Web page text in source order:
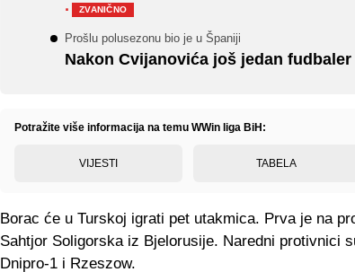
·
ZVANIČNO
Prošlu polusezonu bio je u Španiji
Nakon Cvijanovića još jedan
Potražite više informacija na temu WWin liga BiH:
VIJESTI TABELA
Borac će u Turskoj igrati pet utakmica. Prva je na
Sahtjor Soligorska iz Bjelorusije. Naredni protivnici
Dnipro-1 i Rzeszow.